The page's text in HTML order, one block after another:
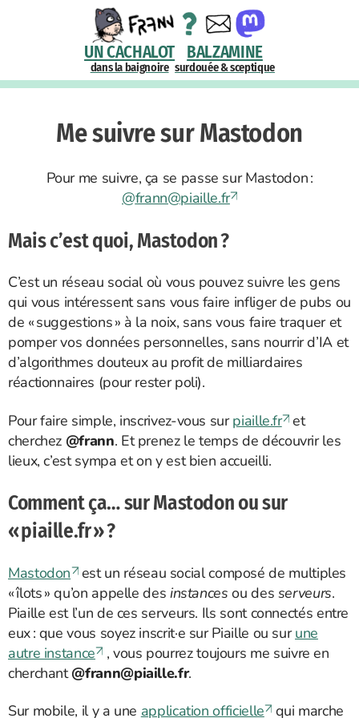
UN CACHALOT
dans la baignoire
BALZAMINE
surdouée & sceptique
Me suivre sur Mastodon
Pour me suivre, ça se passe sur Mastodon :
@frann@piaille.fr
Mais c’est quoi, Mastodon ?
C’est un réseau social où vous pouvez suivre les gens
qui vous intéressent sans vous faire infliger de pubs ou
de « suggestions » à la noix, sans vous faire traquer et
pomper vos données personnelles, sans nourrir d’IA et
d’algorithmes douteux au profit de milliardaires
réactionnaires (pour rester poli).
Pour faire simple, inscrivez-vous surpiaille.fr et
cherchez @frann. Et prenez le temps de découvrir les
lieux, c’est sympa et on y est bien accueilli.
Comment ça… sur Mastodon ou sur
« piaille.fr » ?
Mastodon est un réseau social composé de multiples
« îlots » qu’on appelle des instances ou des serveurs.
Piaille est l’un de ces serveurs. Ils sont connectés entre
eux : que vous soyez inscrit·e sur Piaille ou surune
autre instance
, vous pourrez toujours me suivre en
cherchant@frann@piaille.fr.
Sur mobile, il y a une application officielle qui marche